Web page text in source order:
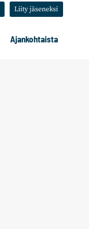
Liity jäseneksi
Ajankohtaista